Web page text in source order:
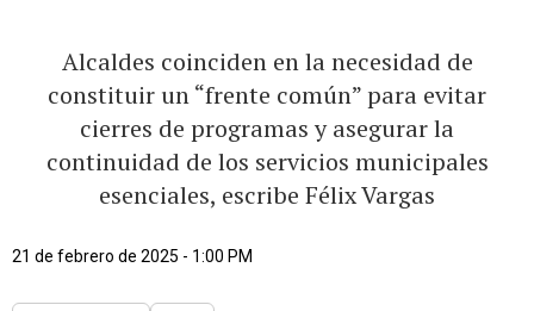
Alcaldes coinciden en la necesidad de
constituir un “frente común” para evitar
cierres de programas y asegurar la
continuidad de los servicios municipales
esenciales, escribe Félix Vargas
21 de febrero de 2025 - 1:00 PM